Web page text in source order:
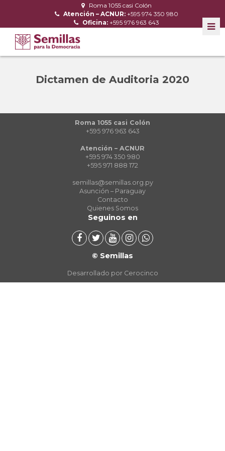
Roma 1055 casi Colón
Atención – ACNUR: +595 974 350 980
Oficina: +595 976 963 643
Dictamen de Auditoria 2020
Roma 1055 casi Colón
+595 976 963 643
Atención – ACNUR
+595 974 350 980
+595 971 888 172
semillas@semillas.org.py
Asunción – Paraguay
Contacto
Quienes Somos
Seguinos en
© Semillas
Desarrollado por Cerocinco